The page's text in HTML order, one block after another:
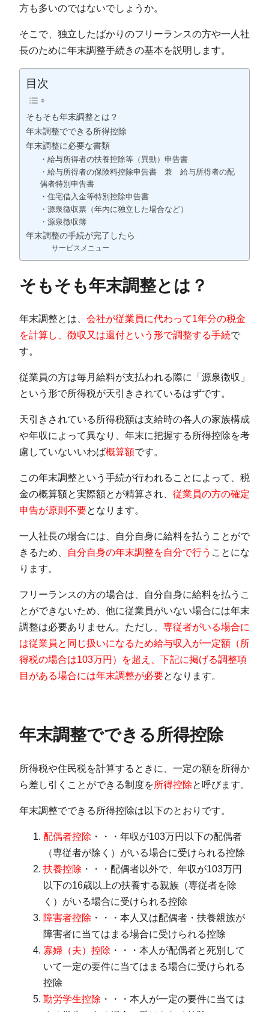
方も多いのではないでしょうか。
そこで、独立したばかりのフリーランスの方や一人社
長のために年末調整手続きの基本を説明します。
目次
そもそも年末調整とは？
年末調整でできる所得控除
年末調整に必要な書類
・給与所得者の扶養控除等（異動）申告書
・給与所得者の保険料控除申告書 兼 給与所得者の配
偶者特別申告書
・住宅借入金等特別控除申告書
・源泉徴収票（年内に独立した場合など）
・源泉徴収簿
年末調整の手続が完了したら
サービスメニュー
そもそも年末調整とは？
年末調整とは、 会社が従業員に代わって1年分の税金
を計算し、徴収又は還付という形で調整する手続で
す。
従業員の方は毎月給料が支払われる際に「源泉徴収」
という形で所得税が天引きされているはずです。
天引きされている所得税額は支給時の各人の家族構成
や年収によって異なり、年末に把握する所得控除を考
慮していないいわば概算額です。
この年末調整という手続が行われることによって、税
金の概算額と実際額とが精算され、 従業員の方の確定
申告が原則不要となります。
一人社長の場合には、自分自身に給料を払うことがで
きるため、
自分自身の年末調整を自分で行う ことにな
ります。
フリーランスの方の場合は、自分自身に給料を払うこ
とができないため、他に従業員がいない場合には年末
調整は必要ありません。ただし、 専従者がいる場合に
は従業員と同じ扱いになるため給与収入が一定額（所
得税の場合は103万円）を超え、下記に掲げる調整項
目がある場合には年末調整が必要となります。
年末調整でできる所得控除
所得税や住民税を計算するときに、一定の額を所得か
ら差し引くことができる制度を所得控除と呼びます。
年末調整でできる所得控除は以下のとおりです。
配偶者控除 ・・・年収が103万円以下の配偶者
（専従者が除く）がいる場合に受けられる控除
扶養控除 ・・・配偶者以外で、年収が103万円
以下の16歳以上の扶養する親族（専従者を除
く）がいる場合に受けられる控除
障害者控除 ・・・本人又は配偶者・扶養親族が
障害者に当てはまる場合に受けられる控除
寡婦（夫）控除 ・・・本人が配偶者と死別して
いて一定の要件に当てはまる場合に受けられる
控除
勤労学生控除 ・・・本人が一定の要件に当ては